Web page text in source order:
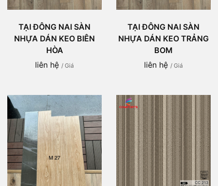
TẠI ĐÔNG NAI SÀN
NHỰA DÁN KEO BIÊN
HÒA
liên hệ / Giá
TẠI ĐÔNG NAI SÀN
NHỰA DÁN KEO TRẢNG
BOM
liên hệ / Giá